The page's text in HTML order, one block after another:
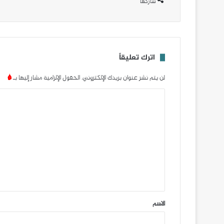
اترك تعليقاً
لن يتم نشر عنوان بريدك الإلكتروني.الحقول الإلزامية مشار إليها بـ*
*
الاسم